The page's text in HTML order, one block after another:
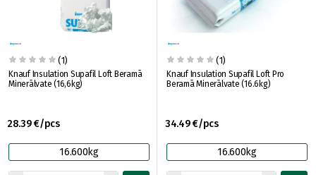
(1)
Knauf Insulation Supafil Loft Beramā
Minerālvate (16,6kg)
28.39 €/pcs
16.600kg
(1)
Knauf Insulation Supafil Loft Pro
Beramā Minerālvate (16.6kg)
34.49 €/pcs
16.600kg